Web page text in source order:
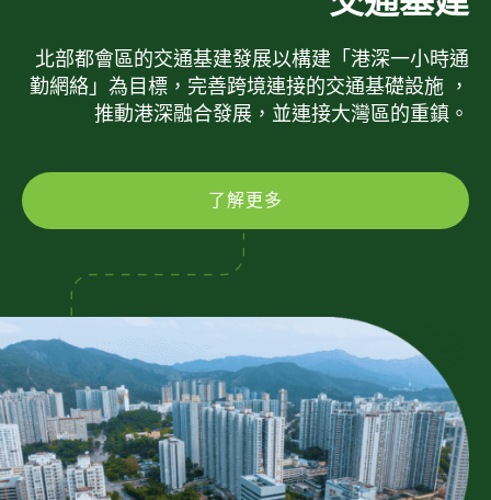
北部都會區的交通基建發展以構建「港深一小時通
勤網絡」為目標，完善跨境連接的交通基礎設施 ，
推動港深融合發展，並連接大灣區的重鎮。
了解更多